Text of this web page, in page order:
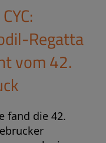
Regatta
vom 42.
fand die 42.